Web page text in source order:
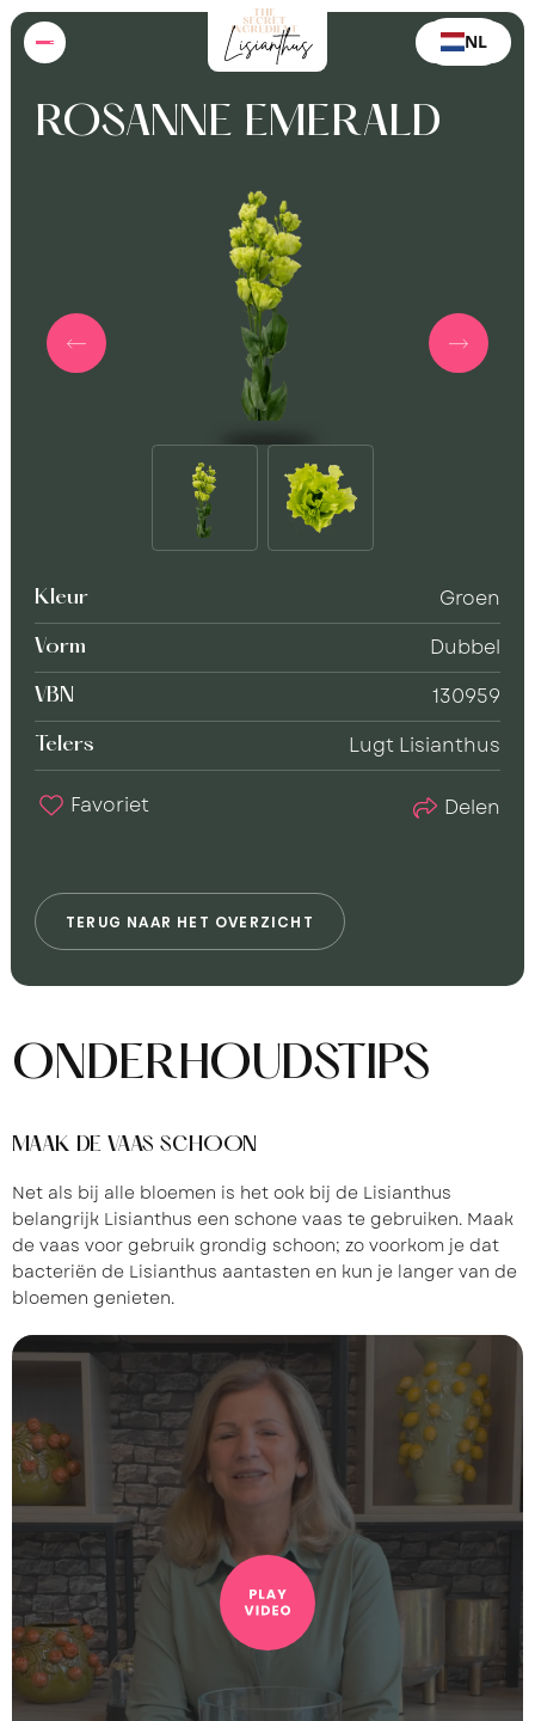
NL
ROSANNE EMERALD
TER UG NAAR HE T OVE RZICH T
Kleur Groen
Vorm Dubbel
VBN 130959
Telers Lugt Lisianthus
Favoriet Delen
ONDERHOUDSTIPS
MAAK DE VAAS SCHOON
Net als bij alle bloemen is het ook bij de Lisianthus
belangrijk Lisianthus een schone vaas te gebruiken. Maak
de vaas voor gebruik grondig schoon; zo voorkom je dat
bacteriën de Lisianthus aantasten en kun je langer van de
bloemen genieten.